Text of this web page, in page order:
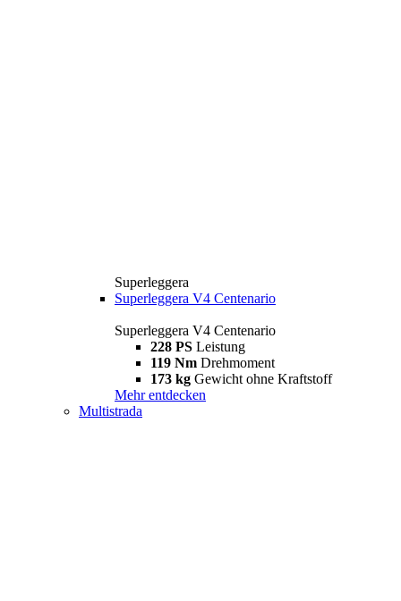
Superleggera
Superleggera V4 Centenario
Superleggera V4 Centenario
228 PS Leistung
119 Nm Drehmoment
173 kg Gewicht ohne Kraftstoff
Mehr entdecken
Multistrada